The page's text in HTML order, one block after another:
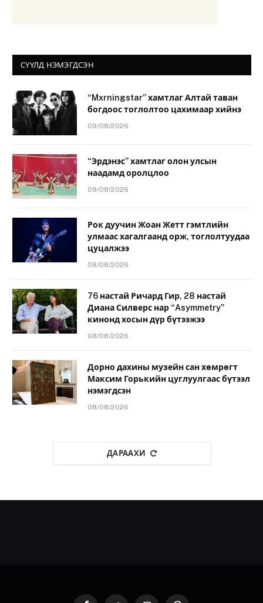
СҮҮЛД НЭМЭГДСЭН
“Mxrningstar” хамтлаг Алтай таван
богдоос тоглолтоо цахимаар хийнэ
09/08/2026
“Эрдэнэс” хамтлаг олон улсын
наадамд оролцлоо
09/08/2026
Рок дуучин Жоан Жетт гэмтлийн
улмаас хагалгаанд орж, тоглолтуудаа
цуцалжээ
08/08/2026
76 настай Ричард Гир, 28 настай
Диана Силверс нар “Asymmetry”
кинонд хосын дүр бүтээжээ
08/08/2026
Дорно дахины музейн сан хөмрөгт
Максим Горькийн цуглуулгаас бүтээл
нэмэгдсэн
08/08/2026
ДАРААХИ